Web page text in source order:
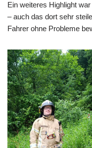
Ein weiteres Highlight
– auch das dort sehr
Fahrer ohne Probleme